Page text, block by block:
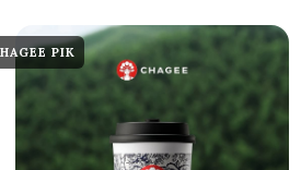
PIK